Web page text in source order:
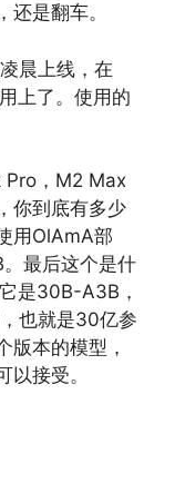
是翻车。
晨上线，在
上了。使用的
Pro，M2 Max
你到底有多少
用OlAmA部
最后这个是什
是30B-A3B，
也就是30亿参
版本的模型，
接受。